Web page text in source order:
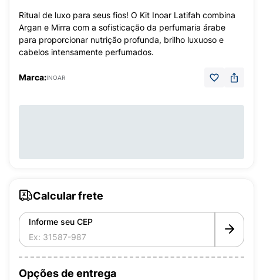
Ritual de luxo para seus fios! O Kit Inoar Latifah combina
Argan e Mirra com a sofisticação da perfumaria árabe
para proporcionar nutrição profunda, brilho luxuoso e
cabelos intensamente perfumados.
Marca:INOAR
Calcular frete
Informe seu CEP
Opções de entrega